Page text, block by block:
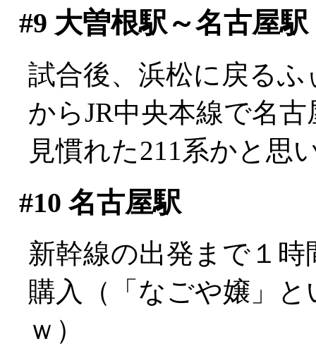
#9 大曽根駅～名古屋駅
試合後、浜松に戻る
からJR中央本線で名
見慣れた211系かと思
#10 名古屋駅
新幹線の出発まで１
購入（「なごや嬢」
ｗ）